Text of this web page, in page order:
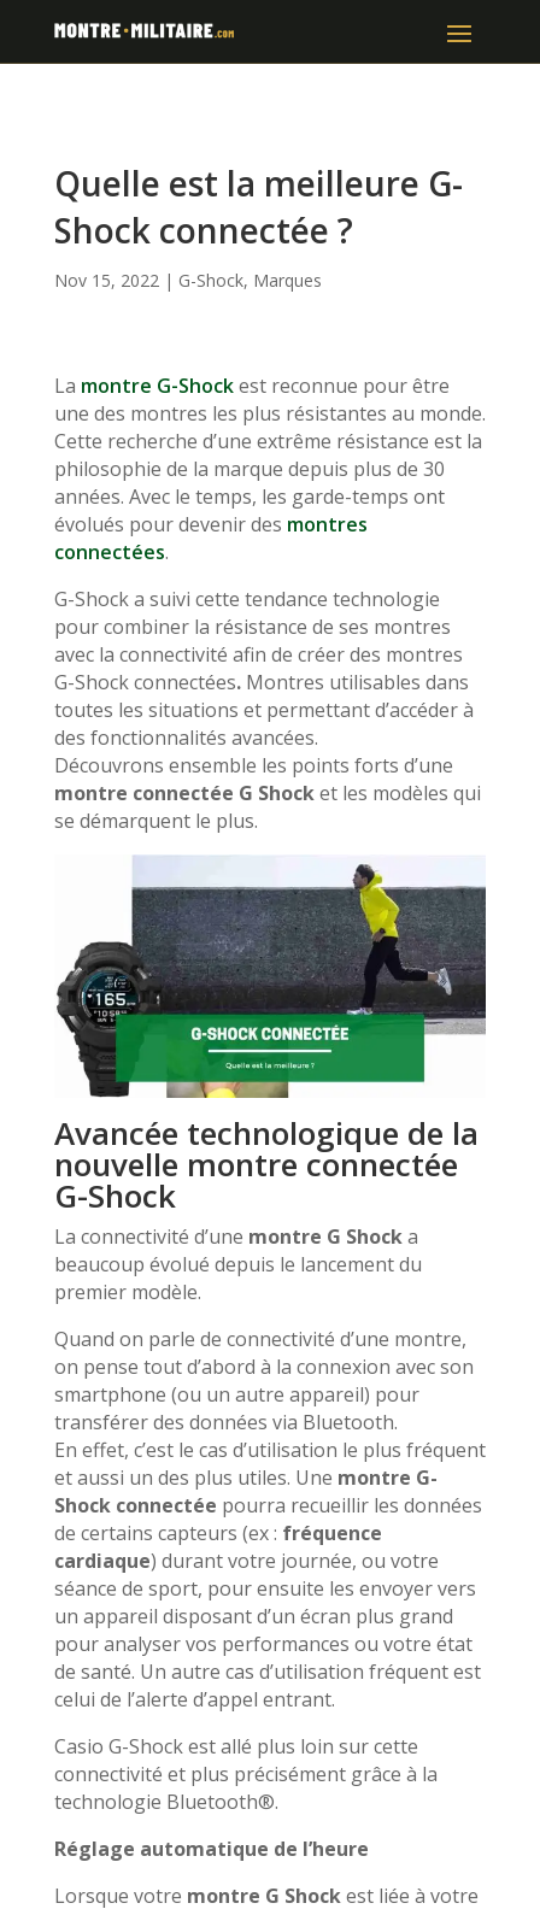
Quelle est la meilleure G-
Shock connectée ?
Nov 15, 2022| G-Shock, Marques
La montre G-Shockest reconnue pour être
une des montres les plus résistantes au monde.
Cette recherche d’une extrême résistance est la
philosophie de la marque depuis plus de 30
années. Avec le temps, les garde-temps ont
évolués pour devenir des montres
connectées.
G-Shock a suivi cette tendance technologie
pour combiner la résistance de ses montres
avec la connectivité afin de créer des montres
G-Shock connectées.Montres utilisables dans
toutes les situations et permettant d’accéder à
des fonctionnalités avancées.
Découvrons ensemble les points forts d’une
montre connectée G Shocket les modèles qui
se démarquent le plus.
Avancée technologique de la
nouvelle montre connectée
G-Shock
La connectivité d’une montre G Shocka
beaucoup évolué depuis le lancement du
premier modèle.
Quand on parle de connectivité d’une montre,
on pense tout d’abord à la connexion avec son
smartphone (ou un autre appareil) pour
transférer des données via Bluetooth.
En effet, c’est le cas d’utilisation le plus fréquent
et aussi un des plus utiles. Une montre G-
Shock connectée pourra recueillir les données
de certains capteurs (ex : fréquence
cardiaque) durant votre journée, ou votre
séance de sport, pour ensuite les envoyer vers
un appareil disposant d’un écran plus grand
pour analyser vos performances ou votre état
de santé. Un autre cas d’utilisation fréquent est
celui de l’alerte d’appel entrant.
Casio G-Shock est allé plus loin sur cette
connectivité et plus précisément grâce à la
technologie Bluetooth®.
Réglage automatique de l’heure
Lorsque votre montre G Shockest liée à votre